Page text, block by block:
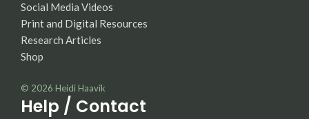
Social Media Videos
Print and Digital Resources
Research Articles
Shop
© 2026 Heidi Haavik
Help / Contact